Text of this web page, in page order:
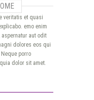
veritatis et quasi
emo enim
aut odit
dolores eos qui
porro
dolor sit amet.